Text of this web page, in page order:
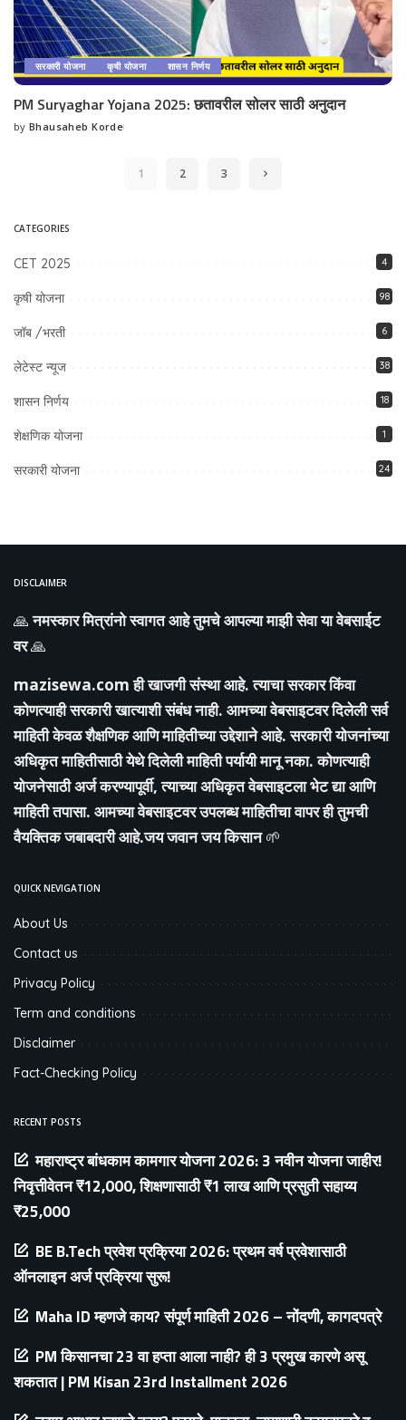
सरकारी योजना कृषी योजना शासन निर्णय
PM Suryaghar Yojana 2025: छतावरील सोलर साठी अनुदान
Posted
by Bhausaheb Korde
1 2 3
CATEGORIES
CET 2025 4
कृषी योजना 98
जॉब /भरती 6
लेटेस्ट न्यूज 38
शासन निर्णय 18
शेक्षणिक योजना 1
सरकारी योजना 24
DISCLAIMER
🙏नमस्कार मित्रांनो स्वागत आहे तुमचे आपल्या माझी सेवा या वेबसाईट
वर🙏
mazisewa.comही खाजगी संस्था आहे. त्याचा सरकार किंवा
कोणत्याही सरकारी खात्याशी संबंध नाही. आमच्या वेबसाइटवर दिलेली सर्व
माहिती केवळ शैक्षणिक आणि माहितीच्या उद्देशाने आहे. सरकारी योजनांच्या
अधिकृत माहितीसाठी येथे दिलेली माहिती पर्यायी मानू नका. कोणत्याही
योजनेसाठी अर्ज करण्यापूर्वी, त्याच्या अधिकृत वेबसाइटला भेट द्या आणि
माहिती तपासा. आमच्या वेबसाइटवर उपलब्ध माहितीचा वापर ही तुमची
वैयक्तिक जबाबदारी आहे.जय जवान जय किसान🌱
QUICK NEVIGATION
About Us
Contact us
Privacy Policy
Term and conditions
Disclaimer
Fact-Checking Policy
RECENT POSTS
महाराष्ट्र बांधकाम कामगार योजना 2026: 3 नवीन योजना जाहीर!
निवृत्तीवेतन ₹12,000, शिक्षणासाठी ₹1 लाख आणि प्रसुती सहाय्य
₹25,000
BE B.Tech प्रवेश प्रक्रिया 2026: प्रथम वर्ष प्रवेशासाठी
ऑनलाइन अर्ज प्रक्रिया सुरू!
Maha ID म्हणजे काय? संपूर्ण माहिती 2026 – नोंदणी, कागदपत्रे
PM किसानचा 23 वा हप्ता आला नाही? ही 3 प्रमुख कारणे असू
शकतात | PM Kisan 23rd Installment 2026